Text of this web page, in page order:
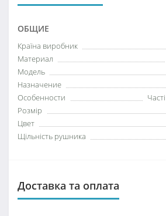
ОБЩИЕ
Країна виробник
Материал
Модель
Назначение
Особенности
Розмір
Цвет
Щільність рушника
Доставка та оплата